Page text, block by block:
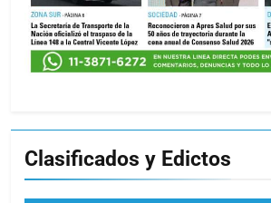
Clasificados y Edictos